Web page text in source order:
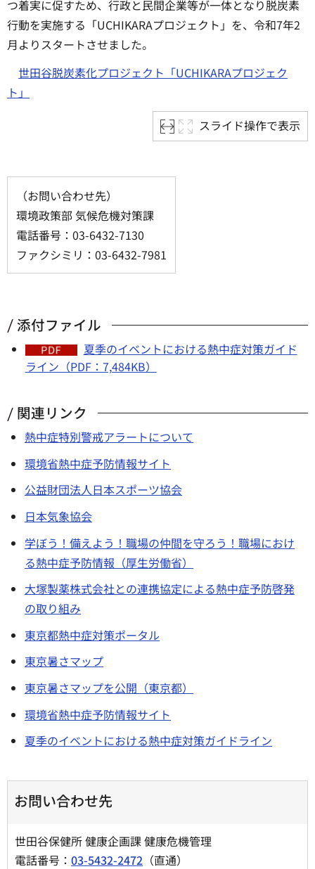
つ着実に促すため、行政と民間企業等が一体となり脱炭素
行動を実施する「UCHIKARAプロジェクト」を、令和7年2
月よりスタートさせました。
世田谷脱炭素化プロジェクト「UCHIKARAプロジェク
ト」
スライド操作で表示
（お問い合わせ先）
環境政策部 気候危機対策課
電話番号：03-6432-7130
ファクシミリ：03-6432-7981
添付ファイル
夏季のイベントにおける熱中症対策ガイド
ライン（PDF：7,484KB）
関連リンク
熱中症特別警戒アラートについて
環境省熱中症予防情報サイト
公益財団法人日本スポーツ協会
日本気象協会
学ぼう！備えよう！職場の仲間を守ろう！職場におけ
る熱中症予防情報（厚生労働省）
大塚製薬株式会社との連携協定による熱中症予防啓発
の取り組み
東京都熱中症対策ポータル
東京暑さマップ
東京暑さマップを公開（東京都）
環境省熱中症予防情報サイト
夏季のイベントにおける熱中症対策ガイドライン
お問い合わせ先
世田谷保健所 健康企画課 健康危機管理
電話番号： 03-5432-2472 （直通）